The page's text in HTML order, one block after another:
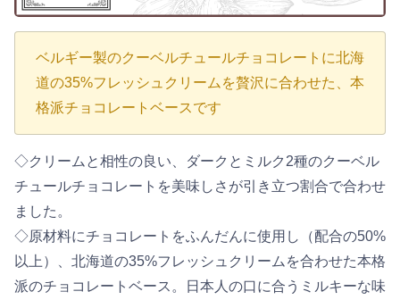
ベルギー製のクーベルチュールチョコレートに北海
道の35%フレッシュクリームを贅沢に合わせた、本
格派チョコレートベースです
◇クリームと相性の良い、ダークとミルク2種のクーベル
チュールチョコレートを美味しさが引き立つ割合で合わせ
ました。
◇原材料にチョコレートをふんだんに使用し（配合の50%
以上）、北海道の35%フレッシュクリームを合わせた本格
派のチョコレートベース。日本人の口に合うミルキーな味